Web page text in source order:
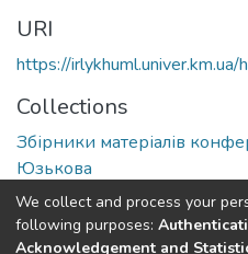
URI
https://
Collections
Збірники матеріалів
Юзькова
Full item page
We collect and process your
following purposes:
Acknowledgement and